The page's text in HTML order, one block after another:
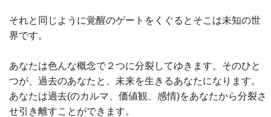
それと同じように覚醒のゲートをくぐるとそこは未知の世
界です。
あなたは色んな概念で２つに分裂してゆきます。そのひと
つが、過去のあなたと、未来を生きるあなたになります。
あなたは過去(のカルマ、価値観、感情)をあなたから分裂さ
せ引き離すことができます。